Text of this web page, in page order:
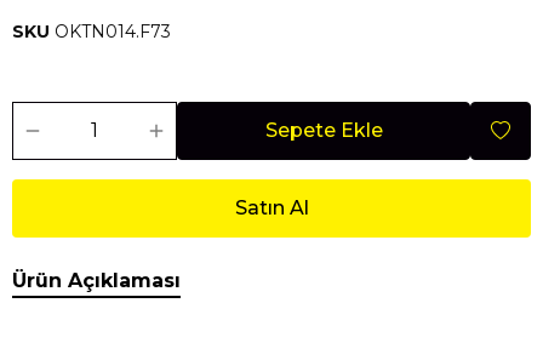
SKU OKTN014.F73
Sepete Ekle
Satın Al
Ürün Açıklaması